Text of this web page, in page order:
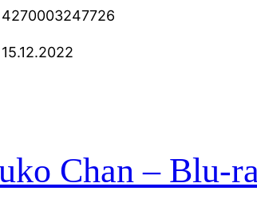
4270003247726
15.12.2022
Chan – Blu-